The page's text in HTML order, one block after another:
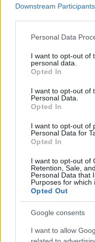
Downstream Participants
Please note that this
not limited to your visit
grant or deny consent
use your data for below
consent section.
Personal Data
I want to opt-out of
personal data.
Opted In
I want to opt-out of
Personal Data.
Opted In
I want to opt-out of
Personal Data for
Opted In
I want to opt-out of
Retention, Sale,
Personal Data that
Purposes for which
Opted Out
Google consents
I want to allow
Come organizzare
carrello RÅSKOG di
Matteo Pellegrino · 10 Ago
BELLEZZA